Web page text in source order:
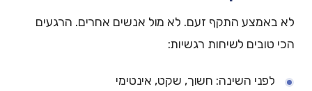
לא באמצע התקף זעם. לא מול אנשים אחרים. הרגעים
הכי טובים לשיחות רגשיות:
לפני השינה: חשוך, שקט, אינטימי